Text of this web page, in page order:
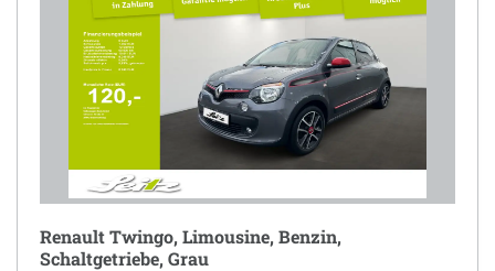
Renault Twingo, Limousine, Benzin,
Schaltgetriebe, Grau